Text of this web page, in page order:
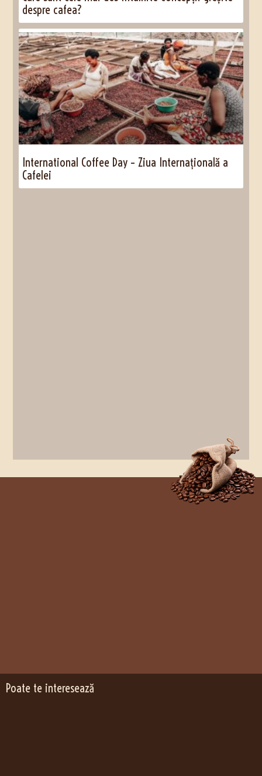
despre cafea?
International Coffee Day – Ziua Internațională a
Cafelei
Poate te interesează